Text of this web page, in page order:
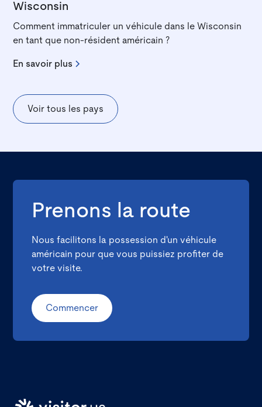
Wisconsin
Comment immatriculer un véhicule dans le Wisconsin
en tant que non-résident américain ?
En savoir plus
Voir tous les pays
Prenons la route
Nous facilitons la possession d'un véhicule
américain pour que vous puissiez profiter de
votre visite.
Commencer